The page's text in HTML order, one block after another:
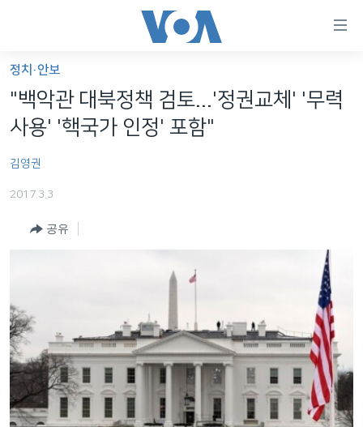
가
능
링
인
동
메
인
네
비
게
세계
라디오
프로그램
주파수 안내
정치·안보
"백악관 대북정책 검토...'정권교체' '무력
사용' '핵국가 인정' 포함"
김영권
2017.3.3
공유